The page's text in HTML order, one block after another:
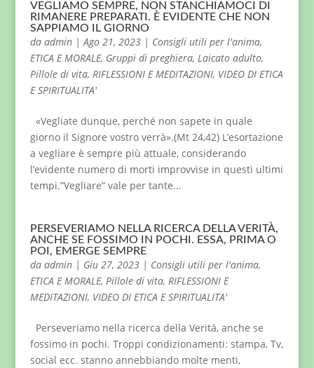
VEGLIAMO SEMPRE, NON STANCHIAMOCI DI
RIMANERE PREPARATI. È EVIDENTE CHE NON
SAPPIAMO IL GIORNO
da admin|Ago 21, 2023| Consigli utili per l'anima,
ETICA E MORALE, Gruppi di preghiera, Laicato adulto,
Pillole di vita, RIFLESSIONI E MEDITAZIONI, VIDEO DI ETICA
E SPIRITUALITA'
«Vegliate dunque, perché non sapete in quale
giorno il Signore vostro verrà».(Mt 24,42) L’esortazione
a vegliare è sempre più attuale, considerando
l’evidente numero di morti improvvise in questi ultimi
tempi.”Vegliare” vale per tante...
PERSEVERIAMO NELLA RICERCA DELLA VERITÀ,
ANCHE SE FOSSIMO IN POCHI. ESSA, PRIMA O
POI, EMERGE SEMPRE
da admin| Giu 27, 2023| Consigli utili per l'anima,
ETICA E MORALE, Pillole di vita, RIFLESSIONI E
MEDITAZIONI, VIDEO DI ETICA E SPIRITUALITA'
Perseveriamo nella ricerca della Veritá, anche se
fossimo in pochi. Troppi condizionamenti: stampa, Tv,
social ecc. stanno annebbiando molte menti,